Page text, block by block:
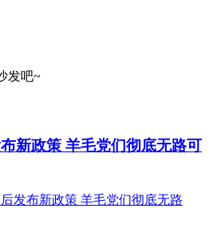
发吧~
新政策 羊毛党们彻底无路可